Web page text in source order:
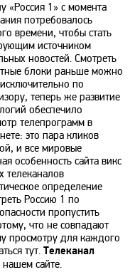
«Россия 1» с момента
потребовалось
времени, чтобы стать
источником
новостей. Смотреть
блоки раньше можно
по
теперь же развитие
обеспечило
телепрограмм в
это пара кликов
и все мировые
особенность сайта викс
телеканалов
определение
Россию 1 по
пропустить
что не совпадают
просмотру для каждого
тут. Телеканал
нашем сайте.